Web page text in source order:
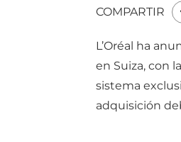
COMPARTIR
L’Oréal ha
en Suiza, con
sistema
adquisición